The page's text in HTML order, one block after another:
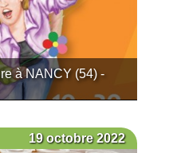
à NANCY (54) -
19 octobre 2022